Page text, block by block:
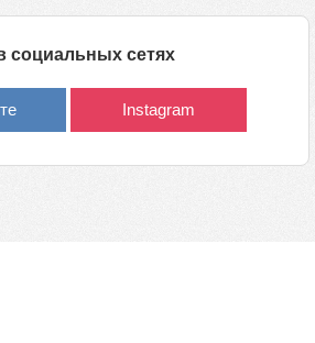
социальных сетях
Instagram